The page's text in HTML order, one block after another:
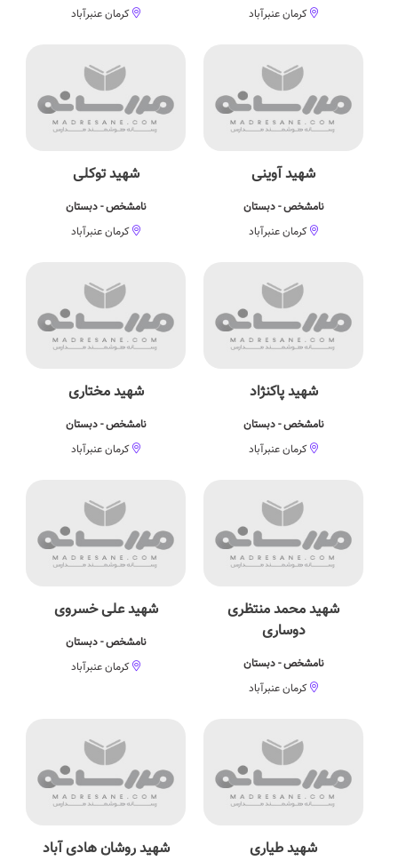
کرمان عنبرآباد
کرمان عنبرآباد
شهید آوینی
نامشخص - دبستان
کرمان عنبرآباد
شهید توكلی
نامشخص - دبستان
کرمان عنبرآباد
شهید پاكنژاد
نامشخص - دبستان
کرمان عنبرآباد
شهید مختاری
نامشخص - دبستان
کرمان عنبرآباد
شهید محمد منتظری
دوساری
نامشخص - دبستان
کرمان عنبرآباد
شهید علی خسروی
نامشخص - دبستان
کرمان عنبرآباد
شهید طیاری شهید روشان هادی آباد